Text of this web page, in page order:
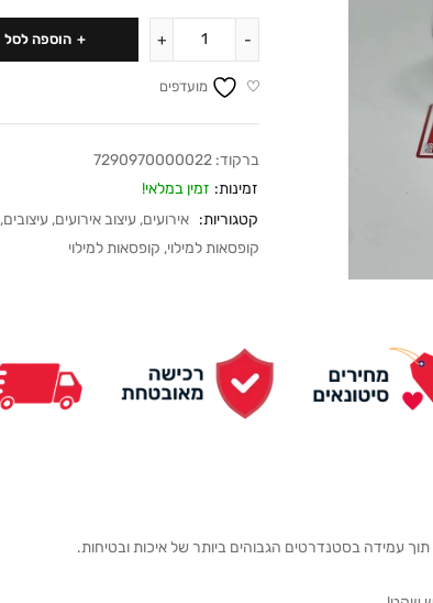
הוספה לסל
מועדפים
ברקוד: 7290970000022
זמינות: זמין במלאי!
קטגוריות: אירועים, עיצוב אירועים, עיצובים,
קופסאות למילוי, קופסאות למילוי
עמידה בסטנדרטים הגבוהים ביותר של איכות ובטיחות.